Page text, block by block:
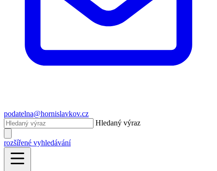
podatelna@hornislavkov.cz
Hledaný výraz
rozšířené vyhledávání